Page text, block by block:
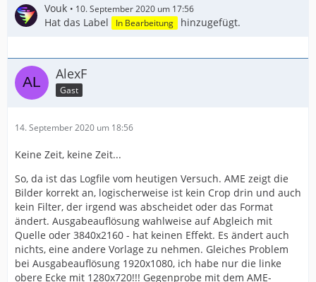
Vouk 10. September 2020 um 17:56
Hat das Label In Bearbeitung hinzugefügt.
AlexF
Gast
14. September 2020 um 18:56
Keine Zeit, keine Zeit...
So, da ist das Logfile vom heutigen Versuch. AME zeigt die
Bilder korrekt an, logischerweise ist kein Crop drin und auch
kein Filter, der irgend was abscheidet oder das Format
ändert. Ausgabeauflösung wahlweise auf Abgleich mit
Quelle oder 3840x2160 - hat keinen Effekt. Es ändert auch
nichts, eine andere Vorlage zu nehmen. Gleiches Problem
bei Ausgabeauflösung 1920x1080, ich habe nur die linke
obere Ecke mit 1280x720!!! Gegenprobe mit dem AME-